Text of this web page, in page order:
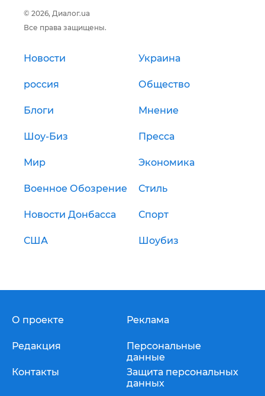
© 2026, Диалог.ua
Все права защищены.
Новости Украина
россия Общество
Блоги Мнение
Шоу-Биз Пресса
Мир Экономика
Военное Обозрение Стиль
Новости Донбасса Спорт
США Шоубиз
О проекте
Редакция
Контакты
Реклама
Персональные
данные
Защита персональных
данных